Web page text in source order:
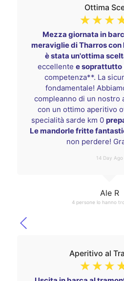
Ale R
4 persone lo hanno
Ottima
☆ ☆ ☆
Mezza giornata in
meraviglie di Tharros con
è stata un'ottima
eccellente e soprattutto
competenza**. La
fondamentale!
compleanno di un nostro
con un ottimo aperitivo
specialità sarde km 0
Le mandorle fritte
non perdere!
14 Day Ago
Aperitivo al
☆ ☆ ☆